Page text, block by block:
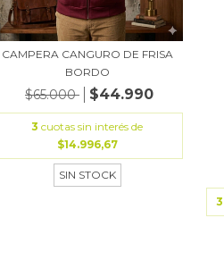
CAMPERA CANGURO DE FRISA
BORDO
$65.000 $44.990
3 cuotas sin interés de
$14.996,67
SIN STOCK
3